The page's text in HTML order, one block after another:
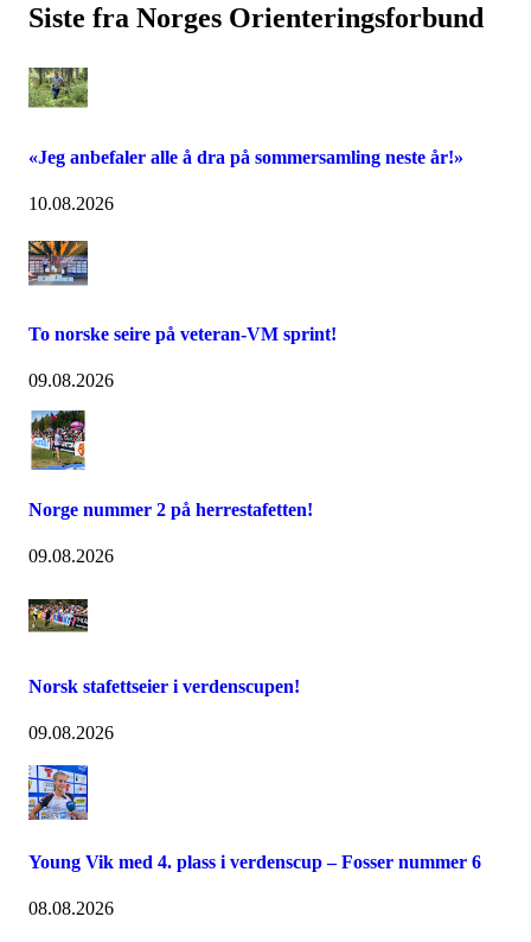
Siste fra Norges Orienteringsforbund
«Jeg anbefaler alle å dra på sommersamling neste år!»
10.08.2026
To norske seire på veteran-VM sprint!
09.08.2026
Norge nummer 2 på herrestafetten!
09.08.2026
Norsk stafettseier i verdenscupen!
09.08.2026
Young Vik med 4. plass i verdenscup – Fosser nummer 6
08.08.2026